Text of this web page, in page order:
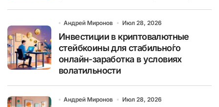
Андрей Миронов Июл 28, 2026
Инвестиции в криптовалютные
стейбкоины для стабильно́го
онлайн-заработка в условиях
волатильности
Андрей Миронов Июл 28, 2026